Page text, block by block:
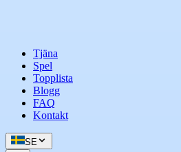
Tjäna
Spel
Topplista
Blogg
FAQ
Kontakt
SE